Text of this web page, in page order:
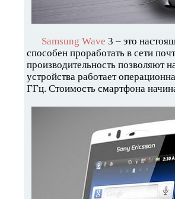
Samsung Wave 3 – это
способен проработать в сети
производительность позволяют
устройства работает
ГГц. Стоимость смартфона